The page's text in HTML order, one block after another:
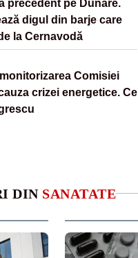
precedent pe Dunăre.
digul din barje care
la Cernavodă
Comisiei
crizei energetice. Ce
DIN SANATATE